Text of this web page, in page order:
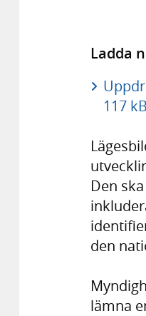
Ladda
117
Den
den
lämna